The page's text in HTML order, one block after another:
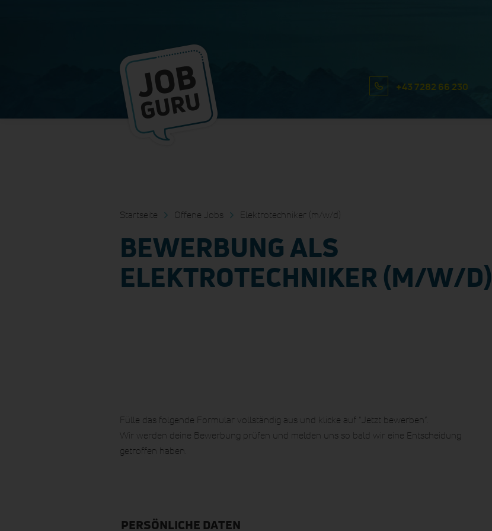
+43 7282 66 230
Startseite Offene Jobs Elektrotechniker (m/w/d)
BEWERBUNG ALS
ELEKTROTECHNIKER (M/W/D)
Fülle das folgende Formular vollständig aus und klicke auf “Jetzt bewerben”.
Wir werden deine Bewerbung prüfen und melden uns so bald wir eine Entscheidung
getroffen haben.
PERSÖNLICHE DATEN